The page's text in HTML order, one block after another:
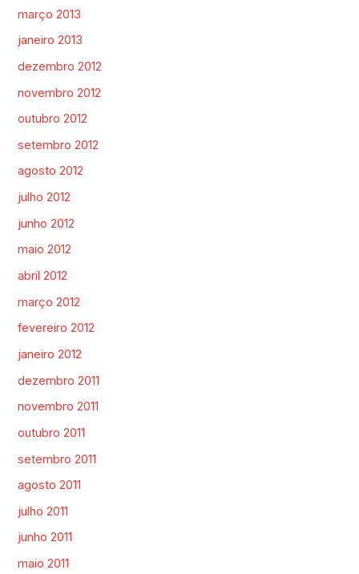
março 2013
janeiro 2013
dezembro 2012
novembro 2012
outubro 2012
setembro 2012
agosto 2012
julho 2012
junho 2012
maio 2012
abril 2012
março 2012
fevereiro 2012
janeiro 2012
dezembro 2011
novembro 2011
outubro 2011
setembro 2011
agosto 2011
julho 2011
junho 2011
maio 2011